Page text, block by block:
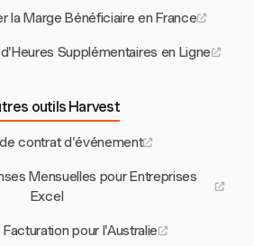
la Marge Bénéficiaire en France
Supplémentaires en Ligne
outils Harvest
contrat d'événement
Mensuelles pour Entreprises
Excel
pour l'Australie